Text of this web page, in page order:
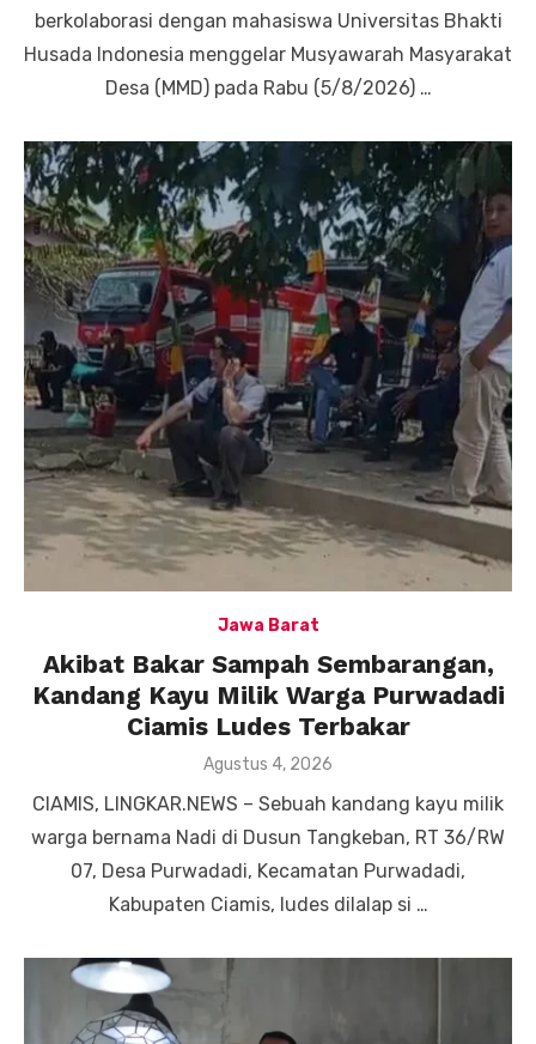
berkolaborasi dengan mahasiswa Universitas Bhakti
Husada Indonesia menggelar Musyawarah Masyarakat
Desa (MMD) pada Rabu (5/8/2026) …
Jawa Barat
Akibat Bakar Sampah Sembarangan,
Kandang Kayu Milik Warga Purwadadi
Ciamis Ludes Terbakar
Posted
Agustus 4, 2026
CIAMIS, LINGKAR.NEWS – Sebuah kandang kayu milik
warga bernama Nadi di Dusun Tangkeban, RT 36/RW
07, Desa Purwadadi, Kecamatan Purwadadi,
Kabupaten Ciamis, ludes dilalap si …